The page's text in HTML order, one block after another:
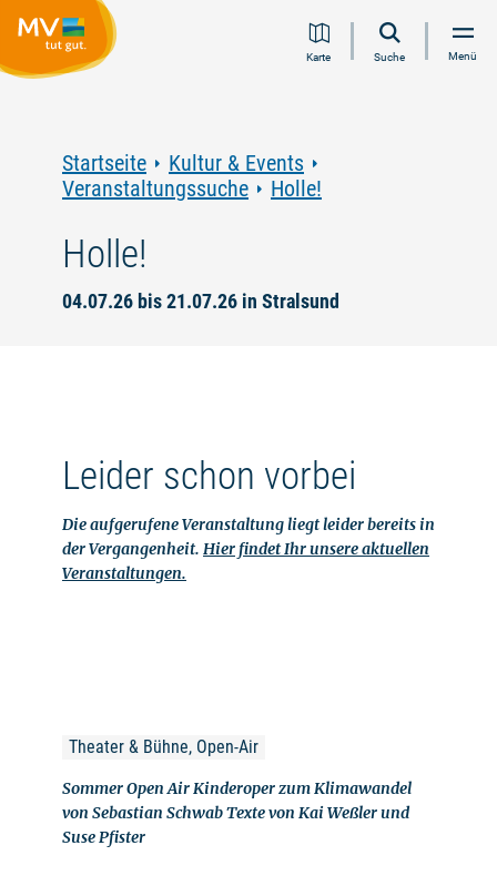
Inhalt
Navigation
Volltextsuche
FooterKarte Suche Menü
Startseite
Kultur & Events
Veranstaltungssuche
Holle!
Holle!
04.07.26 bis 21.07.26 in Stralsund
Leider schon vorbei
Die aufgerufene Veranstaltung liegt leider bereits in
der Vergangenheit. Hier findet Ihr unsere aktuellen
Veranstaltungen.
Theater & Bühne, Open-Air
Sommer Open Air Kinderoper zum Klimawandel
von Sebastian Schwab Texte von Kai Weßler und
Suse Pfister